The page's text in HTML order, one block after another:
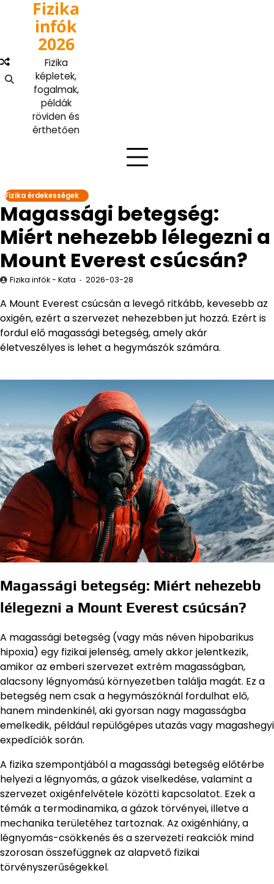
content
Fizika
infók
2026
Fizika
képletek,
fogalmak,
példák
röviden és
érthetően
Fizika érdekességek
Magassági betegség:
Miért nehezebb lélegezni a
Mount Everest csúcsán?
Fizika infók - Kata 2026-03-28
A Mount Everest csúcsán a levegő ritkább, kevesebb az
oxigén, ezért a szervezet nehezebben jut hozzá. Ezért is
fordul elő magassági betegség, amely akár
életveszélyes is lehet a hegymászók számára.
Magassági betegség: Miért nehezebb
lélegezni a Mount Everest csúcsán?
A magassági betegség (vagy más néven hipobarikus
hipoxia) egy fizikai jelenség, amely akkor jelentkezik,
amikor az emberi szervezet extrém magasságban,
alacsony légnyomású környezetben találja magát. Ez a
betegség nem csak a hegymászóknál fordulhat elő,
hanem mindenkinél, aki gyorsan nagy magasságba
emelkedik, például repülőgépes utazás vagy magashegyi
expedíciók során.
A fizika szempontjából a magassági betegség előtérbe
helyezi a légnyomás, a gázok viselkedése, valamint a
szervezet oxigénfelvétele közötti kapcsolatot. Ezek a
témák a termodinamika, a gázok törvényei, illetve a
mechanika területéhez tartoznak. Az oxigénhiány, a
légnyomás-csökkenés és a szervezeti reakciók mind
szorosan összefüggnek az alapvető fizikai
törvényszerűségekkel.